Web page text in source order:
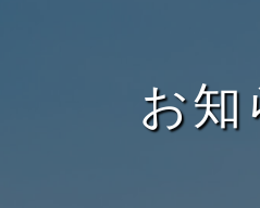
お知